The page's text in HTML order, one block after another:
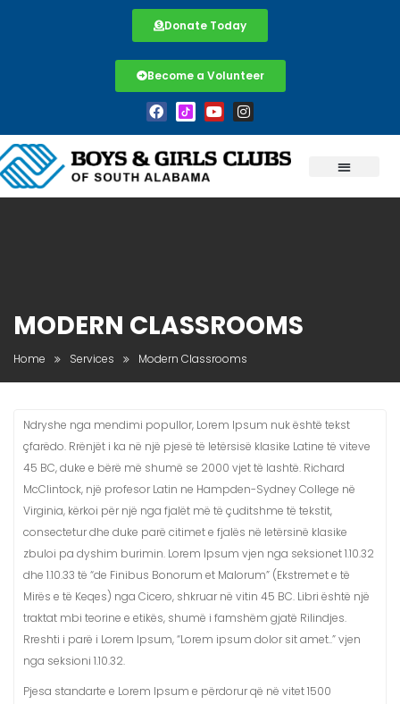
Donate Today
Become a Volunteer
MODERN CLASSROOMS
Home Services Modern Classrooms
Ndryshe nga mendimi popullor, Lorem Ipsum nuk është tekst
çfarëdo. Rrënjët i ka në një pjesë të letërsisë klasike Latine të viteve
45 BC, duke e bërë më shumë se 2000 vjet të lashtë. Richard
McClintock, një profesor Latin ne Hampden-Sydney College në
Virginia, kërkoi për një nga fjalët më të çuditshme të tekstit,
consectetur dhe duke parë citimet e fjalës në letërsinë klasike
zbuloi pa dyshim burimin. Lorem Ipsum vjen nga seksionet 1.10.32
dhe 1.10.33 të “de Finibus Bonorum et Malorum” (Ekstremet e të
Mirës e të Keqes) nga Cicero, shkruar në vitin 45 BC. Libri është një
traktat mbi teorine e etikës, shumë i famshëm gjatë Rilindjes.
Rreshti i parë i Lorem Ipsum, “Lorem ipsum dolor sit amet..” vjen
nga seksioni 1.10.32.
Pjesa standarte e Lorem Ipsum e përdorur që në vitet 1500